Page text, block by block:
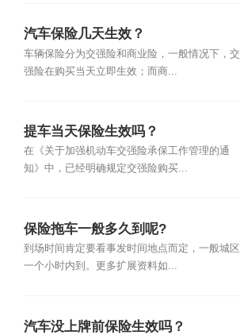
汽车保险几天生效？
车辆保险分为交强险和商业险，一般情况下，交
强险在购买当天立即生效；而商...
提车当天保险生效吗？
在《关于加强机动车交强险承保工作管理的通
知》中，已经明确规定交强险购买...
保险拖车一般多久到呢?
到场时间肯定要看事发时间地点而定，一般城区
一个小时内到。更多扩展资料如...
汽车没上牌前保险生效吗？